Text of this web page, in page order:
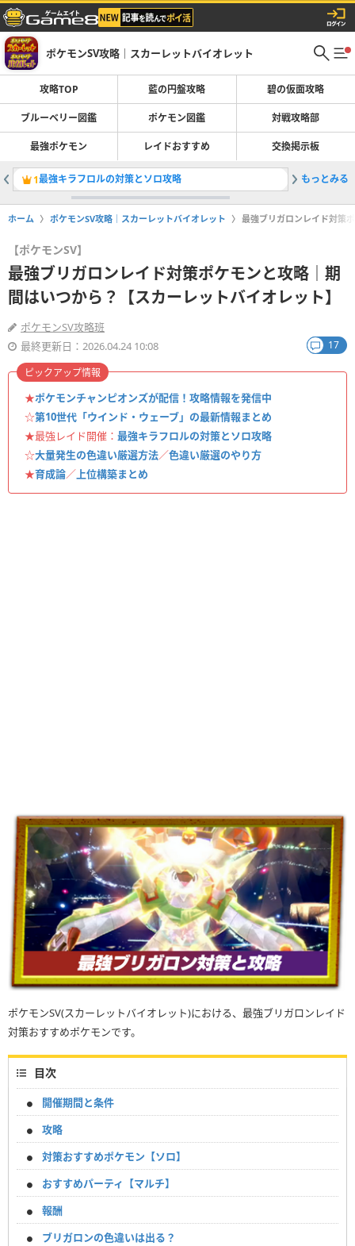
ポケモンSV攻略｜スカーレットバイオレット
攻略TOP 藍の円盤攻略 碧の仮面攻略
ブルーベリー図鑑 ポケモン図鑑 対戦攻略部
最強ポケモン レイドおすすめ 交換掲示板
1最強キラフロルの対策とソロ攻略 2ポケモ
もっとみる
ホーム ポケモンSV攻略｜スカーレットバイオレット 最強ブリガロンレイド対策
【ポケモンSV】
最強ブリガロンレイド対策ポケモンと攻略｜期
間はいつから？【スカーレットバイオレット】
ポケモンSV攻略班
最終更新日：2026.04.24 10:08
17
★ポケモンチャンピオンズが配信！攻略情報を発信中
☆第10世代「ウインド・ウェーブ」の最新情報まとめ
★最強レイド開催： 最強キラフロルの対策とソロ攻略
☆大量発生の色違い厳選方法／色違い厳選のやり方
★育成論／ 上位構築まとめ
ピックアップ情報
ポケモンSV(スカーレットバイオレット)における、最強ブリガロンレイド
対策おすすめポケモンです。
目次
開催期間と条件
攻略
対策おすすめポケモン【ソロ】
おすすめパーティ【マルチ】
報酬
ブリガロンの色違いは出る？